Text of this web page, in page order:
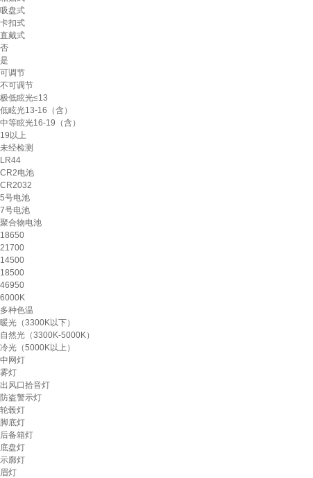
吸盘式
卡扣式
直戴式
否
是
可调节
不可调节
极低眩光≤13
低眩光13-16（含）
中等眩光16-19（含）
19以上
未经检测
LR44
CR2电池
CR2032
5号电池
7号电池
聚合物电池
18650
21700
14500
18500
46950
6000K
多种色温
暖光（3300K以下）
自然光（3300K-5000K）
冷光（5000K以上）
中网灯
雾灯
出风口拾音灯
防盗警示灯
轮毂灯
脚底灯
后备箱灯
底盘灯
示廓灯
眉灯